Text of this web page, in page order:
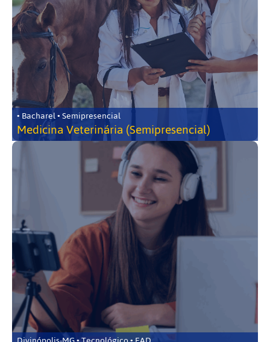
• Bacharel • Semipresencial
Medicina Veterinária (Semipresencial)